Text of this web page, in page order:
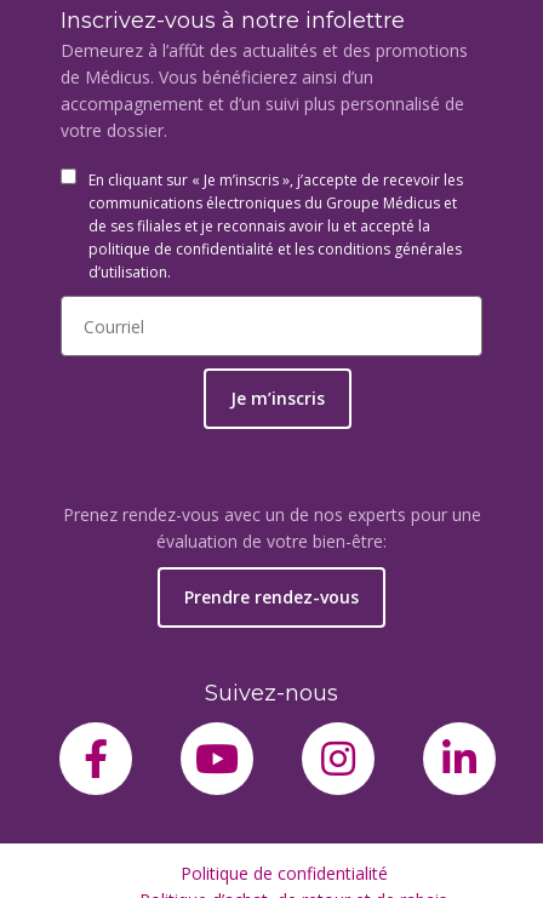
Inscrivez-vous à notre infolettre
Demeurez à l’affût des actualités et des promotions
de Médicus. Vous bénéficierez ainsi d’un
accompagnement et d’un suivi plus personnalisé de
votre dossier.
En cliquant sur « Je m’inscris », j’accepte de recevoir les
communications électroniques du Groupe Médicus et
de ses filiales et je reconnais avoir lu et accepté la
politique de confidentialité et les conditions générales
d’utilisation.
Je m’inscris
Prenez rendez-vous avec un de nos experts pour une
évaluation de votre bien-être:
Prendre rendez-vous
Suivez-nous
facebook-fyoutubeinstagram
Politique de confidentialité